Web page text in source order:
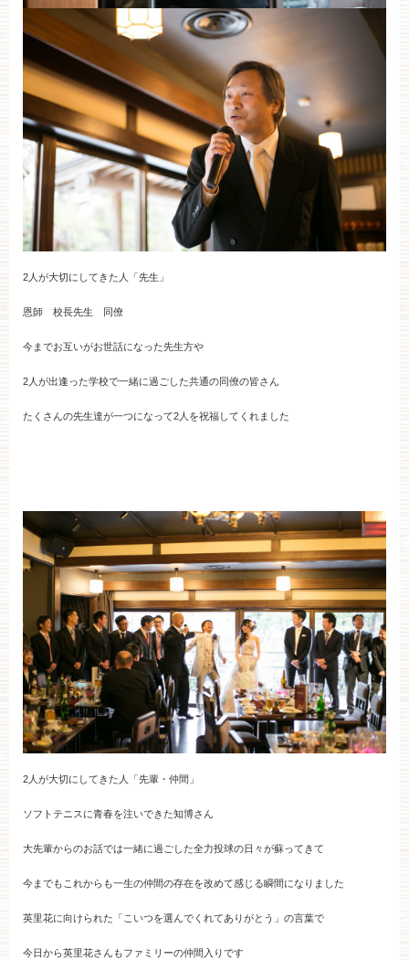
2人が大切にしてきた人「先生」
恩師 校長先生 同僚
今までお互いがお世話になった先生方や
2人が出逢った学校で一緒に過ごした共通の同僚の皆さん
たくさんの先生達が一つになって2人を祝福してくれました
2人が大切にしてきた人「先輩・仲間」
ソフトテニスに青春を注いできた知博さん
大先輩からのお話では一緒に過ごした全力投球の日々が蘇ってきて
今までもこれからも一生の仲間の存在を改めて感じる瞬間になりました
英里花に向けられた「こいつを選んでくれてありがとう」の言葉で
今日から英里花さんもファミリーの仲間入りです